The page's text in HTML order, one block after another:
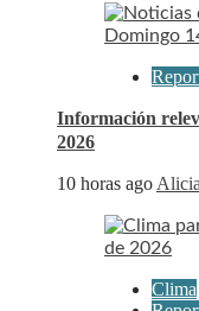
Información
2026
10 horas ago
Clima